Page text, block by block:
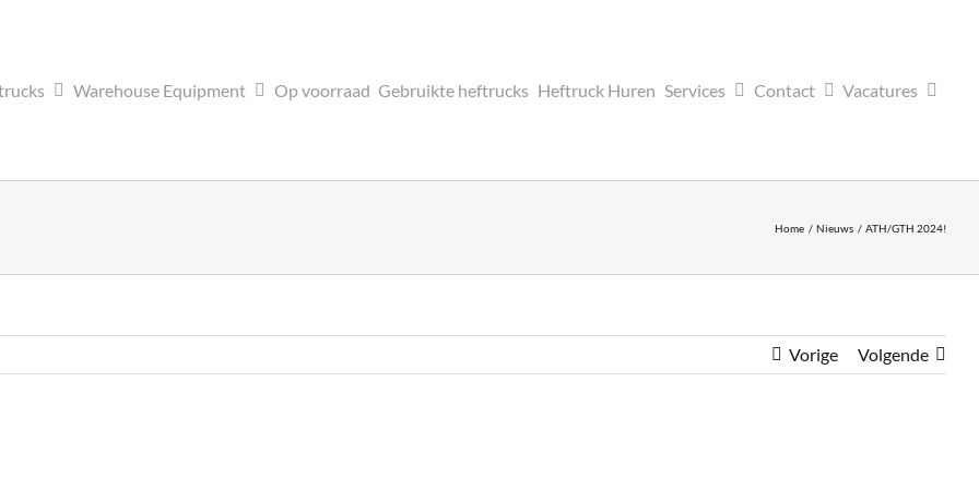
Warehouse Equipment Op voorraad Gebruikte heftrucks Heftruck Huren Services Contact Vacatures
Home Nieuws ATH/GTH 2024!
Vorige Volgende